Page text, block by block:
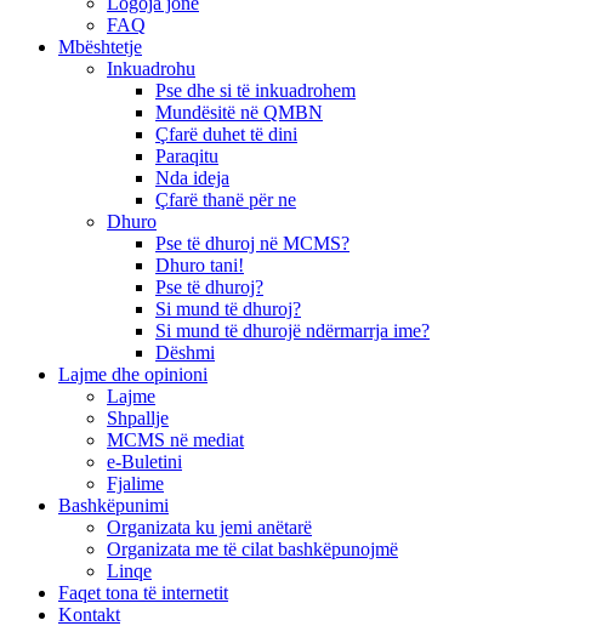
FAQ
Mbështetje
Inkuadrohu
Pse dhe si të inkuadrohem
Mundësitë në QMBN
Çfarë duhet të dini
Paraqitu
Nda ideja
Çfarë thanë për ne
Dhuro
Pse të dhuroj në MCMS?
Dhuro tani!
Pse të dhuroj?
Si mund të dhuroj?
Si mund të dhurojë ndërmarrja ime?
Dëshmi
Lajme dhe opinioni
Lajme
Shpallje
MCMS në mediat
e-Buletini
Fjalime
Bashkëpunimi
Organizata ku jemi anëtarë
Organizata me të cilat bashkëpunojmë
Linqe
Faqet tona të internetit
Kontakt